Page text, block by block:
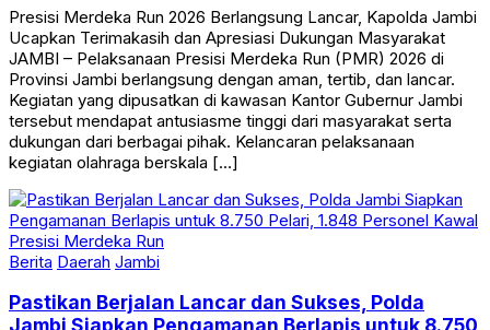
Presisi Merdeka Run 2026 Berlangsung Lancar, Kapolda Jambi
Ucapkan Terimakasih dan Apresiasi Dukungan Masyarakat
JAMBI – Pelaksanaan Presisi Merdeka Run (PMR) 2026 di
Provinsi Jambi berlangsung dengan aman, tertib, dan lancar.
Kegiatan yang dipusatkan di kawasan Kantor Gubernur Jambi
tersebut mendapat antusiasme tinggi dari masyarakat serta
dukungan dari berbagai pihak. Kelancaran pelaksanaan
kegiatan olahraga berskala […]
Berita Daerah Jambi
Pastikan Berjalan Lancar dan Sukses, Polda
Jambi Siapkan Pengamanan Berlapis untuk 8.750